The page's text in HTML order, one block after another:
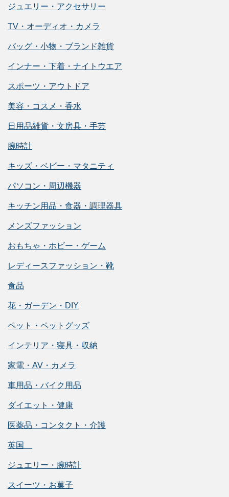
ジュエリー・アクセサリー
TV・オーディオ・カメラ
バッグ・小物・ブランド雑貨
インナー・下着・ナイトウエア
スポーツ・アウトドア
美容・コスメ・香水
日用品雑貨・文房具・手芸
腕時計
キッズ・ベビー・マタニティ
パソコン・周辺機器
キッチン用品・食器・調理器具
メンズファッション
おもちゃ・ホビー・ゲーム
レディースファッション・靴
食品
花・ガーデン・DIY
ペット・ペットグッズ
インテリア・寝具・収納
家電・AV・カメラ
車用品・バイク用品
ダイエット・健康
医薬品・コンタクト・介護
英国
ジュエリー・腕時計
スイーツ・お菓子